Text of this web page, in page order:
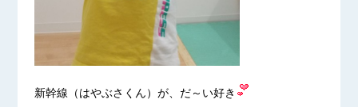
新幹線（はやぶさくん）が、だ～い好き